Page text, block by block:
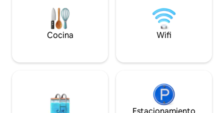
dos recamaras
patio poste
Cocina Wifi